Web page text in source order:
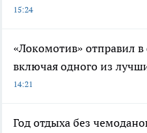
15:24
«Локомотив» отправил
включая одного из
14:21
Год отдыха без